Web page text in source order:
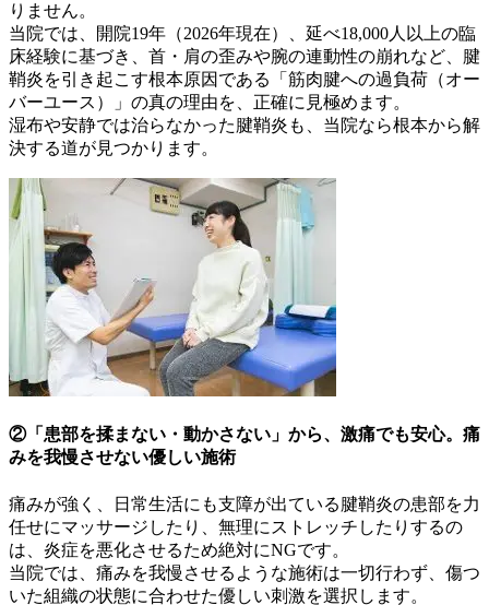
りません。
当院では、開院19年（2026年現在）、延べ18,000人以上の臨
床経験に基づき、首・肩の歪みや腕の連動性の崩れなど、腱
鞘炎を引き起こす根本原因である「筋肉腱への過負荷（オー
バーユース）」の真の理由を、正確に見極めます。
湿布や安静では治らなかった腱鞘炎も、当院なら根本から解
決する道が見つかります。
②「患部を揉まない・動かさない」から、激痛でも安心。痛
みを我慢させない優しい施術
痛みが強く、日常生活にも支障が出ている腱鞘炎の患部を力
任せにマッサージしたり、無理にストレッチしたりするの
は、炎症を悪化させるため絶対にNGです。
当院では、痛みを我慢させるような施術は一切行わず、傷つ
いた組織の状態に合わせた優しい刺激を選択します。